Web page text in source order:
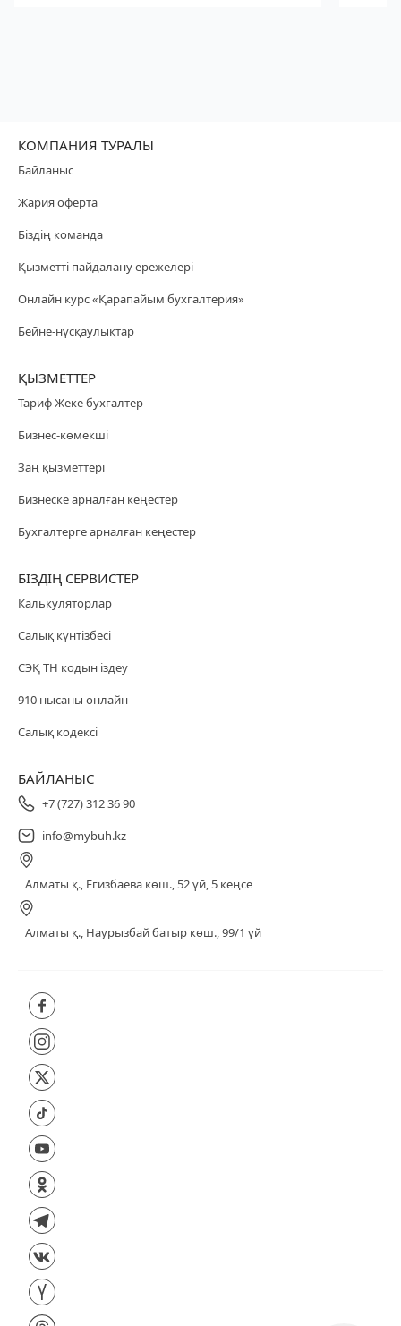
КОМПАНИЯ ТУРАЛЫ
Байланыс
Жария оферта
Біздің команда
Қызметті пайдалану ережелері
Онлайн курс «Қарапайым бухгалтерия»
Бейне-нұсқаулықтар
ҚЫЗМЕТТЕР
Тариф Жеке бухгалтер
Бизнес-көмекші
Заң қызметтері
Бизнеске арналған кеңестер
Бухгалтерге арналған кеңестер
БІЗДІҢ СЕРВИСТЕР
Калькуляторлар
Салық күнтізбесі
СЭҚ ТН кодын іздеу
910 нысаны онлайн
Салық кодексі
БАЙЛАНЫС
+7 (727) 312 36 90
info@mybuh.kz
Алматы қ., Егизбаева көш., 52 үй, 5 кеңсе
Алматы қ., Наурызбай батыр көш., 99/1 үй